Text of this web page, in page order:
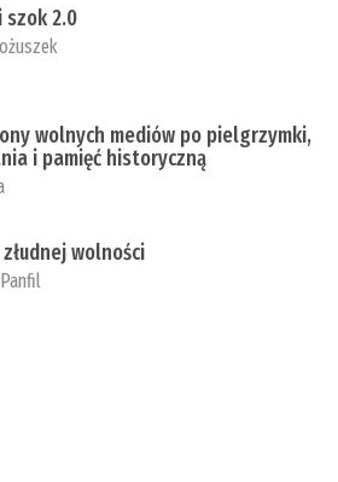
szok 2.0
wolnych mediów po pielgrzymki,
i pamięć historyczną
wolności